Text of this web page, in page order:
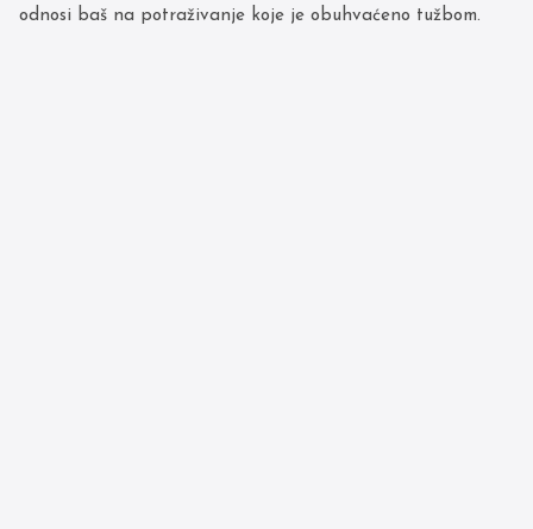
odnosi baš na potraživanje koje je obuhvaćeno tužbom.